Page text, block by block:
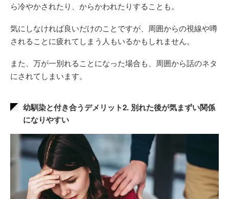
ら冷やかされたり、からかわれたりすることも。
気にしなければ良いだけのことですが、周囲からの視線や噂
されることに疲れてしまう人もいるかもしれません。
また、万が一別れることになった場合も、周囲から話のネタ
にされてしまいます。
幼馴染と付き合うデメリット2. 別れた後が気まずい関係
になりやすい